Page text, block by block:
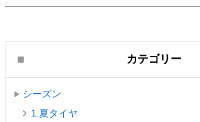
カテゴリー
シーズン
1.夏タイヤ